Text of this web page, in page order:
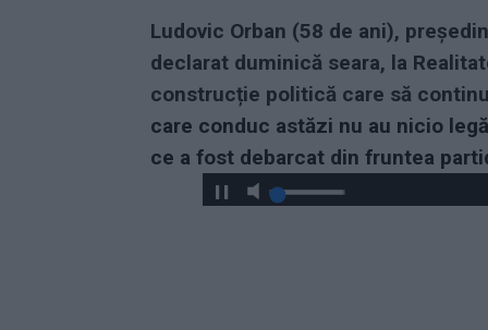
Ludovic Orban (58 de ani),
declarat duminică seara, la
construcție politică care să
care conduc astăzi nu au nicio
ce a fost debarcat din fruntea